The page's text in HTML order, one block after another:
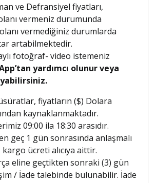
ve Defransiyel fiyatları,
vermeniz durumunda
vermediğiniz durumlarda
artabilmektedir.
fotoğraf- video istemeniz
yardımcı olunur veya
fiyatların ($) Dolara
kaynaklanmaktadır.
09:00 ila 18:30 arasıdır.
geç 1 gün sonrasında anlaşmalı
ücreti alıcıya aittir.
eline geçtikten sonraki (3) gün
/ İade talebinde bulunabilir. İade